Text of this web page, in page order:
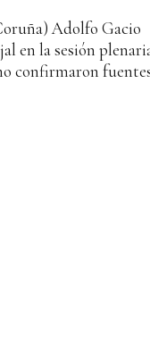
Adolfo Gacio
en la sesión
confirmaron